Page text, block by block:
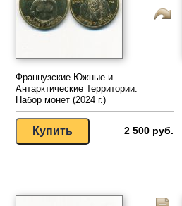
Французские Южные и
Антарктические Территории.
Набор монет (2024 г.)
2 500 руб.